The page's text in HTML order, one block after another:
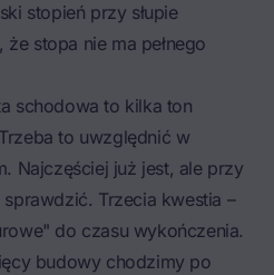
stopień przy słupie
stopa nie ma pełnego
schodowa to kilka ton
to uwzględnić w
Najczęściej już jest, ale przy
Trzecia kwestia –
do czasu wykończenia.
budowy chodzimy po